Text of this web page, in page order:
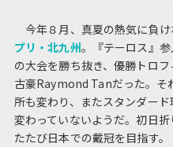
今年８月、真夏の熱気に負
プリ・北九州。『テーロス』
の大会を勝ち抜き、優勝トロ
古豪Raymond Tanだった。そ
所も変わり、またスタンダー
変わっていないようだ。初日
たたび日本での戴冠を目指す。